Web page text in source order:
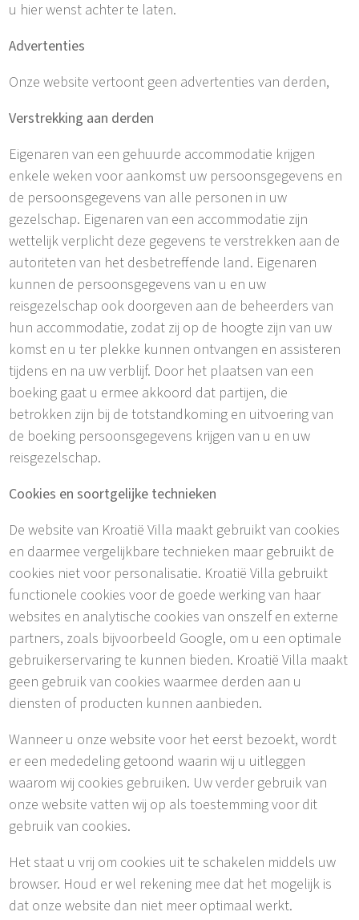
u hier wenst achter te laten.
Advertenties
Onze website vertoont geen advertenties van derden,
Verstrekking aan derden
Eigenaren van een gehuurde accommodatie krijgen
enkele weken voor aankomst uw persoonsgegevens en
de persoonsgegevens van alle personen in uw
gezelschap. Eigenaren van een accommodatie zijn
wettelijk verplicht deze gegevens te verstrekken aan de
autoriteten van het desbetreffende land. Eigenaren
kunnen de persoonsgegevens van u en uw
reisgezelschap ook doorgeven aan de beheerders van
hun accommodatie, zodat zij op de hoogte zijn van uw
komst en u ter plekke kunnen ontvangen en assisteren
tijdens en na uw verblijf. Door het plaatsen van een
boeking gaat u ermee akkoord dat partijen, die
betrokken zijn bij de totstandkoming en uitvoering van
de boeking persoonsgegevens krijgen van u en uw
reisgezelschap.
Cookies en soortgelijke technieken
De website van Kroatië Villa maakt gebruikt van cookies
en daarmee vergelijkbare technieken maar gebruikt de
cookies niet voor personalisatie. Kroatië Villa gebruikt
functionele cookies voor de goede werking van haar
websites en analytische cookies van onszelf en externe
partners, zoals bijvoorbeeld Google, om u een optimale
gebruikerservaring te kunnen bieden. Kroatië Villa maakt
geen gebruik van cookies waarmee derden aan u
diensten of producten kunnen aanbieden.
Wanneer u onze website voor het eerst bezoekt, wordt
er een mededeling getoond waarin wij u uitleggen
waarom wij cookies gebruiken. Uw verder gebruik van
onze website vatten wij op als toestemming voor dit
gebruik van cookies.
Het staat u vrij om cookies uit te schakelen middels uw
browser. Houd er wel rekening mee dat het mogelijk is
dat onze website dan niet meer optimaal werkt.